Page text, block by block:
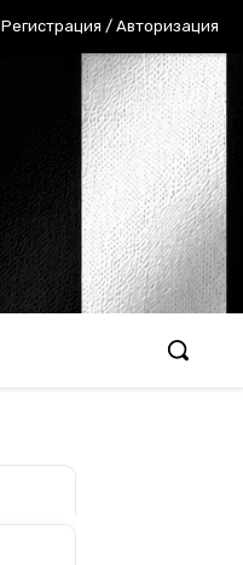
Регистрация / Авторизация